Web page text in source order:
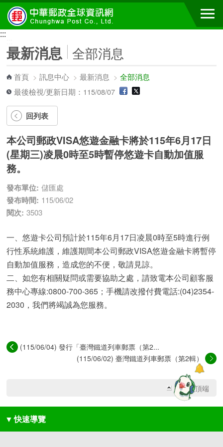
跳到主要內容區塊
:::
最新消息 全部消息
首頁 >訊息中心 >最新消息 >全部消息
最後檢視/更新日期：115/08/07
回列表
本公司郵政VISA悠遊金融卡將於115年6月17日
(星期三)凌晨0時至5時暫停悠遊卡自動加值服
務。
發布單位: 儲匯處
發布時間: 115/06/02
閱次: 3503
一、悠遊卡公司預計於115年6月17日凌晨0時至5時進行例
行性系統維護，維護期間本公司郵政VISA悠遊金融卡將暫停
自動加值服務，造成您的不便，敬請見諒。
二、如您有相關疑問或需要協助之處，請致電本公司顧客服
務中心專線:0800-700-365；手機請改撥付費電話:(04)2354-
2030，我們將竭誠為您服務。
(115/06/04) 發行「臺灣鐵道列車郵票（第2...
(115/06/02) 臺灣鐵道列車郵票（第2輯）
回網頁頂端
▼ 快速導覽